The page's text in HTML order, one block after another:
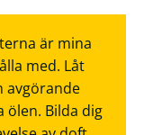
är mina
med. Låt
avgörande
Bilda dig